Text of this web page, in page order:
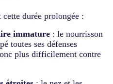
durée prolongée :
immature : le nourrisson
toutes ses défenses
plus difficilement contre